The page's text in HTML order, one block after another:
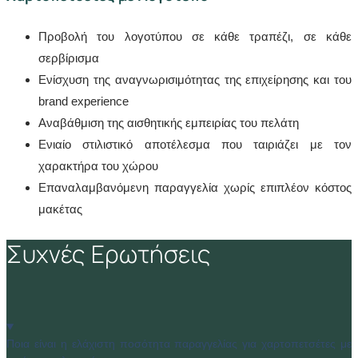
Προβολή του λογοτύπου σε κάθε τραπέζι, σε κάθε
σερβίρισμα
Ενίσχυση της αναγνωρισιμότητας της επιχείρησης και του
brand experience
Αναβάθμιση της αισθητικής εμπειρίας του πελάτη
Ενιαίο στιλιστικό αποτέλεσμα που ταιριάζει με τον
χαρακτήρα του χώρου
Επαναλαμβανόμενη παραγγελία χωρίς επιπλέον κόστος
μακέτας
Συχνές Ερωτήσεις
Ποια είναι η ελάχιστη ποσότητα παραγγελίας για χαρτοπετσέτες με